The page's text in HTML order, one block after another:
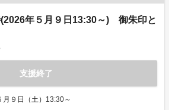
年５月９日13:30～) 御朱印と
支援終了
９日（土）13:30～